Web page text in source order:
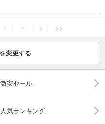
・ ・ > >>
変更する
激安セール
人気ランキング